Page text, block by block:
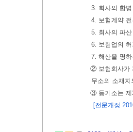
3. 회사의 합병
4. 보험계약
5. 회사의 파산
6. 보험업의
7. 해산을 명
② 보험회사가
무소의 소재
③ 등기소는 제
[전문개정